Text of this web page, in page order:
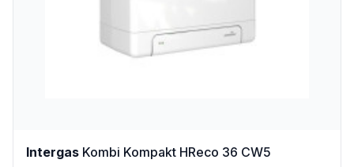
Intergas Kombi Kompakt HReco 36 CW5